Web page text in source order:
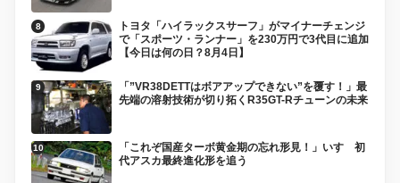
トヨタ「ハイラックスサーフ」がマイナーチェンジ
で「スポーツ・ランナー」を230万円で3代目に追加
【今日は何の日？8月4日】
「”VR38DETTはボアアップできない”を覆す！」最
先端の溶射技術が切り拓くR35GT-Rチューンの未来
「これぞ国産ターボ黄金期の忘れ形見！」いすゞ初
代アスカ最終進化形を追う